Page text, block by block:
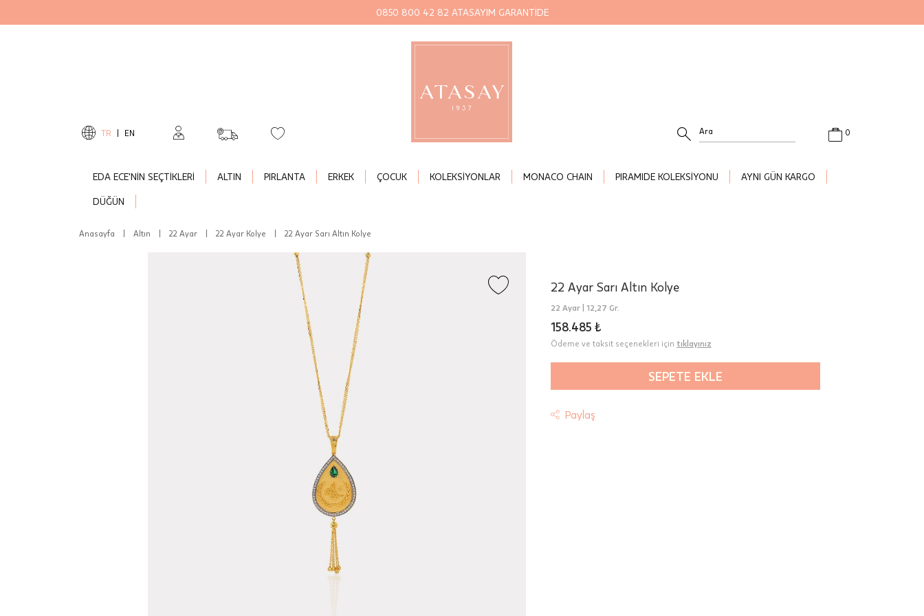
0850 800 42 82 ATASAYIM GARANTİDE
TR EN
EDA ECE'NİN SEÇTİKLERİ ALTIN PIRLANTA ERKEK ÇOCUK KOLEKSİYONLAR MONACO CHAIN PIRAMIDE KOLEKSİYONU AYNI GÜN KARGO
DÜĞÜN
0
Anasayfa Altın 22 Ayar 22 Ayar Kolye 22 Ayar Sarı Altın Kolye
22 Ayar Sarı Altın Kolye
22 Ayar | 12,27 Gr.
158.485 ₺
Ödeme ve taksit seçenekleri için tıklayınız
SEPETE EKLE
Paylaş
Siparişleriniz "HepsiJet Kargo" ile ücretsiz ve sigortalı olarak
gönderilmektedir.